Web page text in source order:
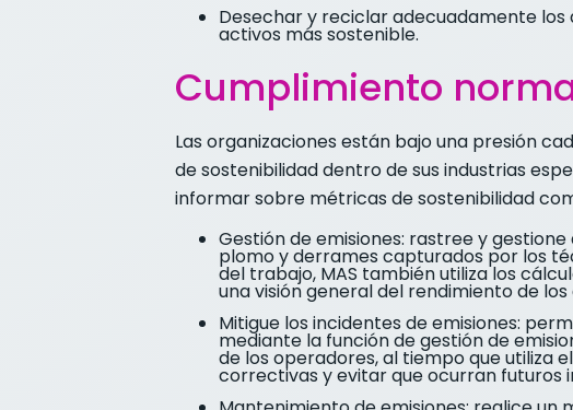
Desechar y reciclar adecuadamente los
activos más sostenible.
Cumplimiento
Las organizaciones están bajo una presión
de sostenibilidad dentro de sus industrias
informar sobre métricas de sostenibilidad
Gestión de emisiones: rastree y
plomo y derrames capturados por los
del trabajo, MAS también utiliza los
una visión general del rendimiento de
Mitigue los incidentes de emisiones:
mediante la función de gestión de
de los operadores, al tiempo que utiliza
correctivas y evitar que ocurran futuros